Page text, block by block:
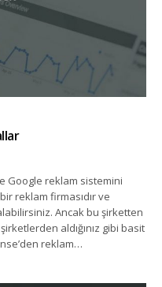
Google reklam sistemini
reklam firmasıdır ve
Ancak bu şirketten
aldığınız gibi basit
reklam…